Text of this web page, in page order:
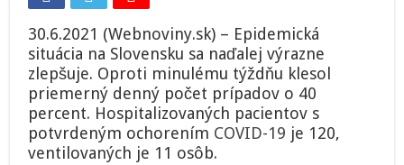
na
Slovensku
naďalej
zlepšuje,
nové
prírastky
klesli
až
o
30.6.2021 (Webnoviny.sk) – Epidemická
situácia na Slovensku sa naďalej výrazne
zlepšuje. Oproti minulému týždňu klesol
priemerný denný počet prípadov o 40
percent. Hospitalizovaných pacientov s
potvrdeným ochorením COVID-19 je 120,
ventilovaných je 11 osôb.